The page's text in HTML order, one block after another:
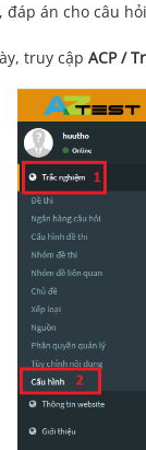
án cho câu
truy cập ACP /